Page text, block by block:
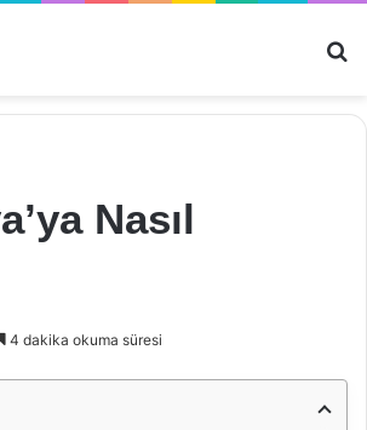
Nasıl
4 dakika okuma süresi